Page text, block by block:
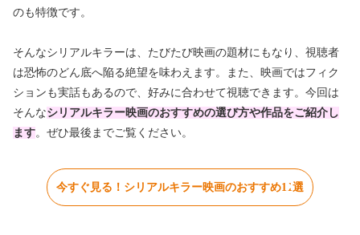
のも特徴です。
そんなシリアルキラーは、たびたび映画の題材にもなり、視聴者
は恐怖のどん底へ陥る絶望を味わえます。また、映画ではフィク
ションも実話もあるので、好みに合わせて視聴できます。今回は
そんなシリアルキラー映画のおすすめの選び方や作品をご紹介し
ます。ぜひ最後までご覧ください。
今すぐ見る！シリアルキラー映画のおすすめ11選